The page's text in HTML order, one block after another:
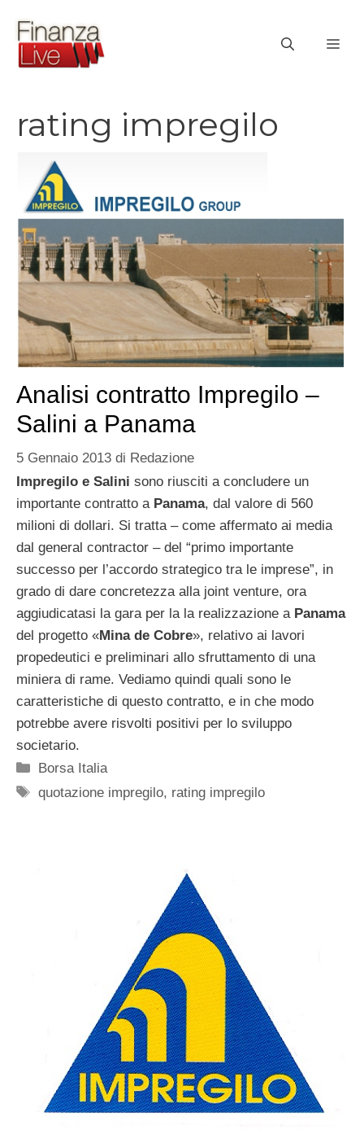
contenuto
rating impregilo
Analisi contratto Impregilo –
Salini a Panama
5 Gennaio 2013 di Redazione
Impregilo e Salini sono riusciti a concludere un
importante contratto a Panama, dal valore di 560
milioni di dollari. Si tratta – come affermato ai media
dal general contractor – del “primo importante
successo per l’accordo strategico tra le imprese”, in
grado di dare concretezza alla joint venture, ora
aggiudicatasi la gara per la la realizzazione a Panama
del progetto «Mina de Cobre», relativo ai lavori
propedeutici e preliminari allo sfruttamento di una
miniera di rame. Vediamo quindi quali sono le
caratteristiche di questo contratto, e in che modo
potrebbe avere risvolti positivi per lo sviluppo
societario.
Categorie
Borsa Italia
Tag
quotazione impregilo, rating impregilo